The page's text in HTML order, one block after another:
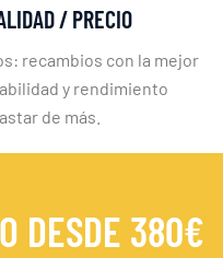
/ PRECIO
recambios con la mejor
y rendimiento
de más.
DESDE 380€